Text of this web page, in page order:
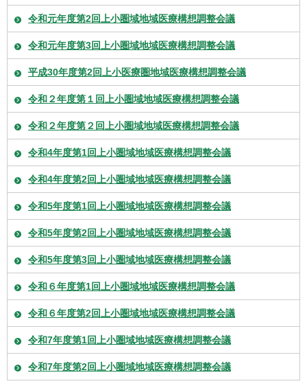
令和元年度第2回上小圏域地域医療構想調整会議
令和元年度第3回上小圏域地域医療構想調整会議
平成30年度第2回上小医療圏地域医療構想調整会議
令和２年度第１回上小圏域地域医療構想調整会議
令和２年度第２回上小圏域地域医療構想調整会議
令和4年度第1回上小圏域地域医療構想調整会議
令和4年度第2回上小圏域地域医療構想調整会議
令和5年度第1回上小圏域地域医療構想調整会議
令和5年度第2回上小圏域地域医療構想調整会議
令和5年度第3回上小圏域地域医療構想調整会議
令和６年度第1回上小圏域地域医療構想調整会議
令和６年度第2回上小圏域地域医療構想調整会議
令和7年度第1回上小圏域地域医療構想調整会議
令和7年度第2回上小圏域地域医療構想調整会議